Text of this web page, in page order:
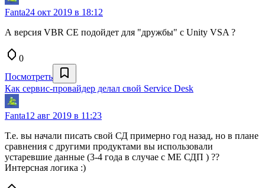
Fanta24 окт 2019 в 18:12
А версия VBR CE подойдет для "дружбы" с Unity VSA ?
0
Посмотреть
Как сервис-провайдер делал свой Service Desk
Fanta12 авг 2019 в 11:23
Т.е. вы начали писать свой СД примерно год назад, но в плане
сравнения с другими продуктами вы использовали
устаревшие данные (3-4 года в случае с МЕ СДП ) ??
Интерсная логика :)